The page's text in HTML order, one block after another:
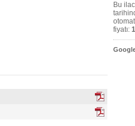
Bu
fiyatı: